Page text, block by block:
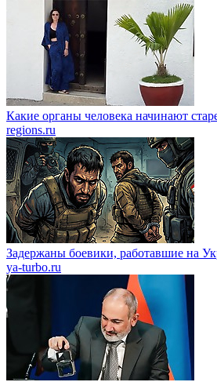
Какие органы человека начинают
regions.ru
Задержаны боевики, работавшие на
ya-turbo.ru